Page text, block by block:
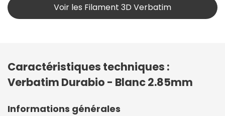
Voir les Filament 3D Verbatim
Caractéristiques techniques :
Verbatim Durabio - Blanc 2.85mm
Informations générales